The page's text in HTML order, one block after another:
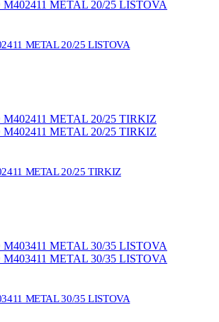
METAL 20/25 LISTOVA
METAL 20/25 TIRKIZ
METAL 30/35 LISTOVA